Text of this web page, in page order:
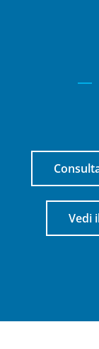
Vedi